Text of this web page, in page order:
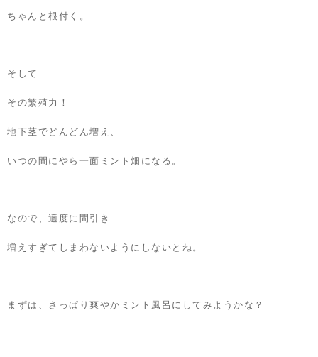
ちゃんと根付く。
そして
その繁殖力！
地下茎でどんどん増え、
いつの間にやら一面ミント畑になる。
なので、適度に間引き
増えすぎてしまわないようにしないとね。
まずは、さっぱり爽やかミント風呂にしてみようかな？